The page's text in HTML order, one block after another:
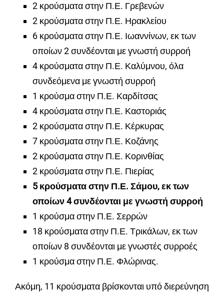
2 κρούσματα στην Π.Ε. Γρεβενών
2 κρούσματα στην Π.Ε. Ηρακλείου
6 κρούσματα στην Π.Ε. Ιωαννίνων, εκ των
οποίων 2 συνδέονται με γνωστή συρροή
4 κρούσματα στην Π.Ε. Καλύμνου, όλα
συνδεόμενα με γνωστή συρροή
1 κρούσμα στην Π.Ε. Καρδίτσας
4 κρούσματα στην Π.Ε. Καστοριάς
2 κρούσματα στην Π.Ε. Κέρκυρας
7 κρούσματα στην Π.Ε. Κοζάνης
2 κρούσματα στην Π.Ε. Κορινθίας
2 κρούσματα στην Π.Ε. Πιερίας
5 κρούσματα στην Π.Ε. Σάμου, εκ των
οποίων 4 συνδέονται με γνωστή συρροή
1 κρούσμα στην Π.Ε. Σερρών
18 κρούσματα στην Π.Ε. Τρικάλων, εκ των
οποίων 8 συνδέονται με γνωστές συρροές
1 κρούσμα στην Π.Ε. Φλώρινας.
Ακόμη, 11 κρούσματα βρίσκονται υπό διερεύνηση